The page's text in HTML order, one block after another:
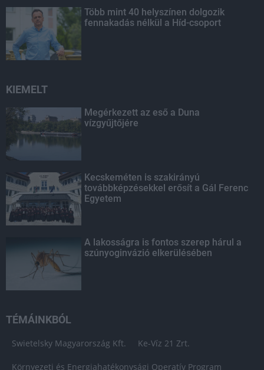
Több mint 40 helyszínen dolgozik
fennakadás nélkül a Híd-csoport
KIEMELT
Megérkezett az eső a Duna
vízgyűjtőjére
Kecskeméten is szakirányú
továbbképzésekkel erősít a Gál Ferenc
Egyetem
A lakosságra is fontos szerep hárul a
szúnyoginvázió elkerülésében
TÉMÁINKBÓL
Swietelsky Magyarország Kft. Ke-Víz 21 Zrt.
Környezeti és Energiahatékonysági Operatív Program